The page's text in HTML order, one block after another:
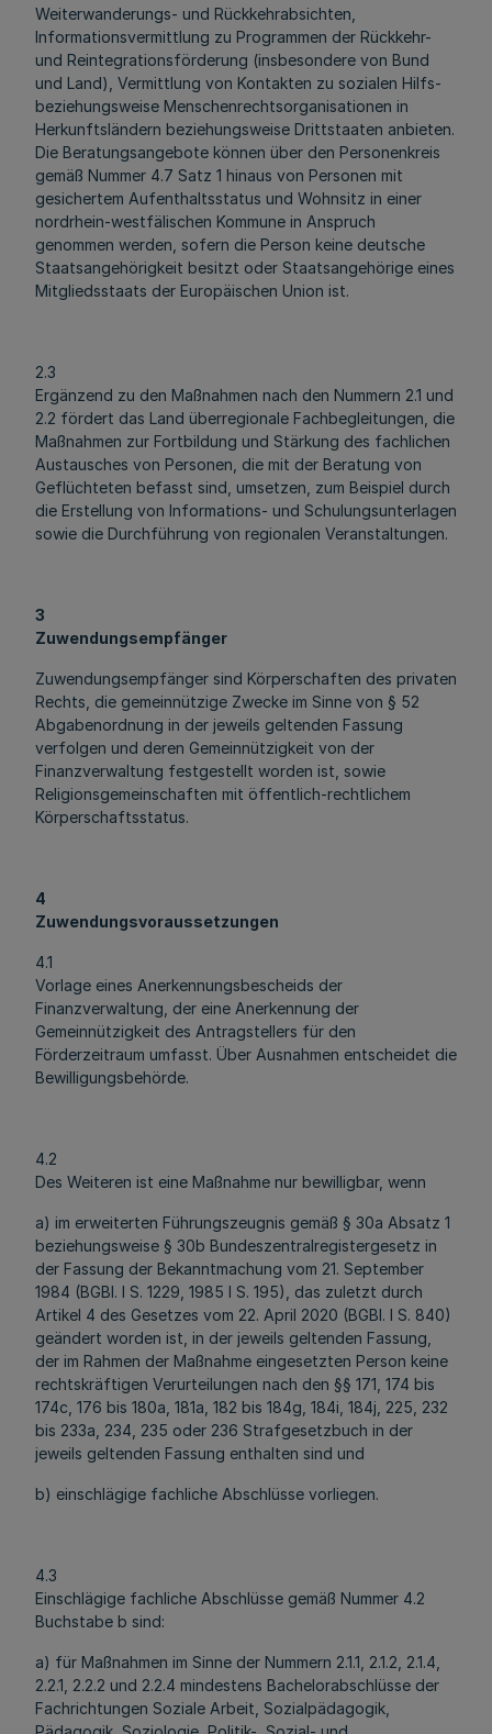
Weiterwanderungs- und Rückkehrabsichten,
Informationsvermittlung zu Programmen der Rückkehr-
und Reintegrationsförderung (insbesondere von Bund
und Land), Vermittlung von Kontakten zu sozialen Hilfs-
beziehungsweise Menschenrechtsorganisationen in
Herkunftsländern beziehungsweise Drittstaaten anbieten.
Die Beratungsangebote können über den Personenkreis
gemäß Nummer 4.7 Satz 1 hinaus von Personen mit
gesichertem Aufenthaltsstatus und Wohnsitz in einer
nordrhein-westfälischen Kommune in Anspruch
genommen werden, sofern die Person keine deutsche
Staatsangehörigkeit besitzt oder Staatsangehörige eines
Mitgliedsstaats der Europäischen Union ist.
2.3
Ergänzend zu den Maßnahmen nach den Nummern 2.1 und
2.2 fördert das Land überregionale Fachbegleitungen, die
Maßnahmen zur Fortbildung und Stärkung des fachlichen
Austausches von Personen, die mit der Beratung von
Geflüchteten befasst sind, umsetzen, zum Beispiel durch
die Erstellung von Informations- und Schulungsunterlagen
sowie die Durchführung von regionalen Veranstaltungen.
3
Zuwendungsempfänger
Zuwendungsempfänger sind Körperschaften des privaten
Rechts, die gemeinnützige Zwecke im Sinne von § 52
Abgabenordnung in der jeweils geltenden Fassung
verfolgen und deren Gemeinnützigkeit von der
Finanzverwaltung festgestellt worden ist, sowie
Religionsgemeinschaften mit öffentlich-rechtlichem
Körperschaftsstatus.
4
Zuwendungsvoraussetzungen
4.1
Vorlage eines Anerkennungsbescheids der
Finanzverwaltung, der eine Anerkennung der
Gemeinnützigkeit des Antragstellers für den
Förderzeitraum umfasst. Über Ausnahmen entscheidet die
Bewilligungsbehörde.
4.2
Des Weiteren ist eine Maßnahme nur bewilligbar, wenn
a) im erweiterten Führungszeugnis gemäß § 30a Absatz 1
beziehungsweise § 30b Bundeszentralregistergesetz in
der Fassung der Bekanntmachung vom 21. September
1984 (BGBl. I S. 1229, 1985 I S. 195), das zuletzt durch
Artikel 4 des Gesetzes vom 22. April 2020 (BGBl. I S. 840)
geändert worden ist, in der jeweils geltenden Fassung,
der im Rahmen der Maßnahme eingesetzten Person keine
rechtskräftigen Verurteilungen nach den §§ 171, 174 bis
174c, 176 bis 180a, 181a, 182 bis 184g, 184i, 184j, 225, 232
bis 233a, 234, 235 oder 236 Strafgesetzbuch in der
jeweils geltenden Fassung enthalten sind und
b) einschlägige fachliche Abschlüsse vorliegen.
4.3
Einschlägige fachliche Abschlüsse gemäß Nummer 4.2
Buchstabe b sind:
a) für Maßnahmen im Sinne der Nummern 2.1.1, 2.1.2, 2.1.4,
2.2.1, 2.2.2 und 2.2.4 mindestens Bachelorabschlüsse der
Fachrichtungen Soziale Arbeit, Sozialpädagogik,